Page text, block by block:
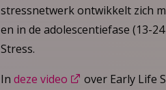
stressnetwerk ontwikkelt zich
en in de adolescentiefase (13-
Stress.
In deze video
over Early Life